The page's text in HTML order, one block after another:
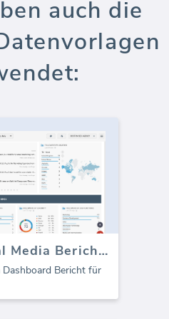
auch die
LinkedIn Social Media Berichtsvorlage
Bericht für